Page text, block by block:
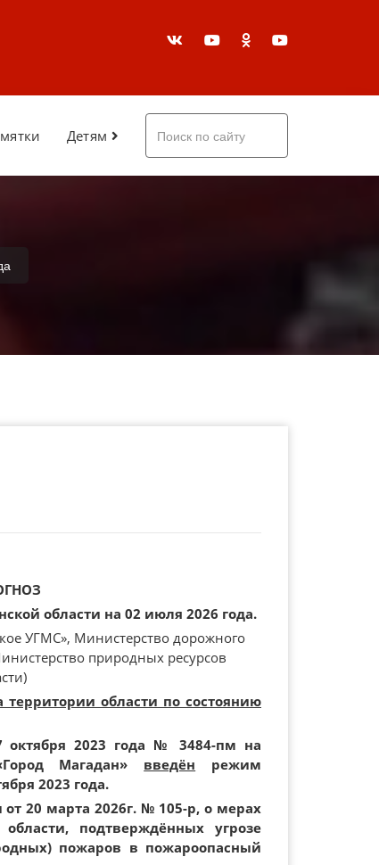
Детям
области на 02 июля 2026 года.
УГМС», Министерство дорожного
природных ресурсов
территории области по состоянию
октября 2023 года № 3484-пм на
Магадан» введён режим
2023 года.
20 марта 2026г. № 105-р, о мерах
подтверждённых угрозе
пожаров в пожароопасный